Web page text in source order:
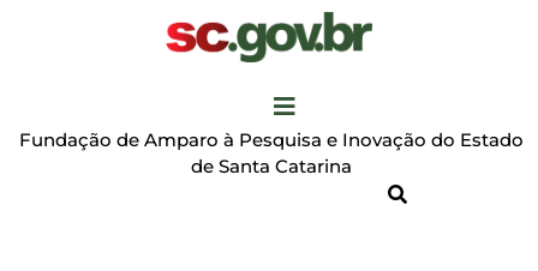
Fundação de Amparo à Pesquisa e Inovação do Estado
de Santa Catarina